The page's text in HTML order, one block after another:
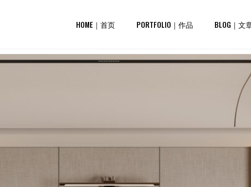
HOME｜首页 PORTFOLIO｜作品 BLOG｜文